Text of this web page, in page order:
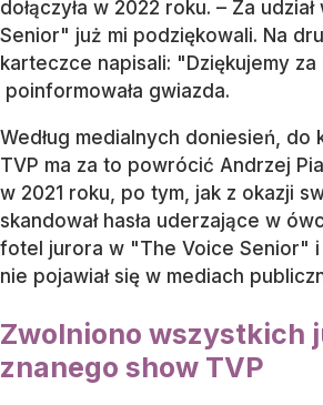
dołączyła w 2022 roku. – Za
Senior" już mi podziękowali. Na
karteczce napisali: "Dziękujemy
poinformowała gwiazda.
Według medialnych doniesień, do
TVP ma za to powrócić Andrzej
w 2021 roku, po tym, jak z okazji
skandował hasła uderzające w
fotel jurora w "The Voice Senior"
nie pojawiał się w mediach
Zwolniono wszystkich
znanego show TVP